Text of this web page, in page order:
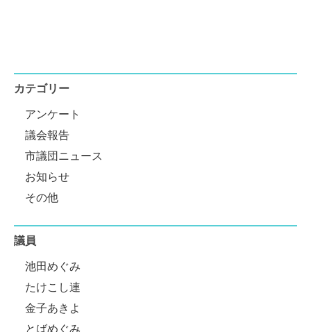
カテゴリー
アンケート
議会報告
市議団ニュース
お知らせ
その他
議員
池田めぐみ
たけこし連
金子あきよ
とばめぐみ